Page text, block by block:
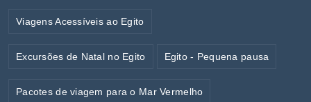
Viagens Acessíveis ao Egito
Excursões de Natal no Egito Egito - Pequena pausa
Pacotes de viagem para o Mar Vermelho